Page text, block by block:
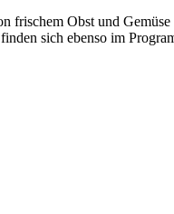
frischem Obst und
sich ebenso im